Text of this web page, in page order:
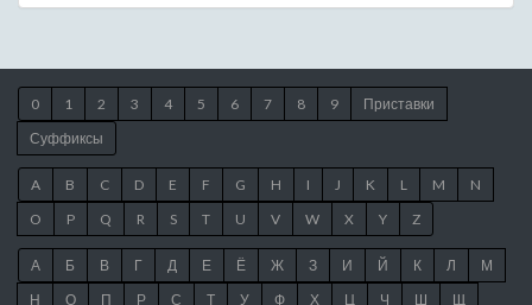
0 1 2 3 4 5 6 7 8 9
Приставки
Суффиксы
A B C D E F G H I J K L M
N
O
P Q R S T U V W X Y Z
А Б В Г Д Е Ё Ж З И Й К Л
М
Н
О П Р С Т У Ф Х Ц Ч Ш Щ